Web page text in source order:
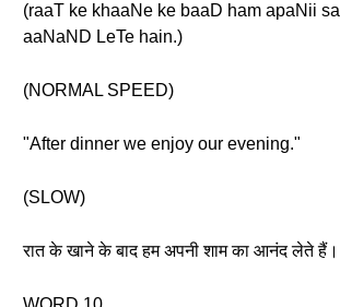
(raaT ke khaaNe ke baaD ham apaNii
aaNaND LeTe hain.)
(NORMAL SPEED)
"After dinner we enjoy our evening."
(SLOW)
रात के खाने के बाद हम अपनी शाम का आनंद लेते हैं।